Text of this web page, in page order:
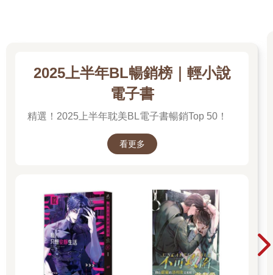
身為異能者的義務和軍人的職責，總是重重壓在清霞的肩上。對
這樣的他來說，這種溫暖的感覺既新鮮又無可取代。
啊啊……真想早點回到她身邊。
清霞感受著來自地面的冰冷觸感，然後搖了搖頭。
他想離開這裡，想回到以前的日常生活。
愈是湧現這樣的企求，愈會讓自己進一步被黑暗吞噬；愈是去想
清楚有不少人因為這樣而身心崩潰。
因此，待在這裡的時候，絕不能對未來有所期待，不能渴求任何
事物。唯一能夠思考的，就只有過往回憶。
話雖如此，清霞並不打算無所事事地待在這裡，僅靠發呆來打發
他憑著身體的感覺，舉起被鎖鍊限制自由而疼痛不已的雙手，然
2025上半年BL暢銷榜｜輕小說
電子書
精選！2025上半年耽美BL電子書暢銷Top 50！
看更多